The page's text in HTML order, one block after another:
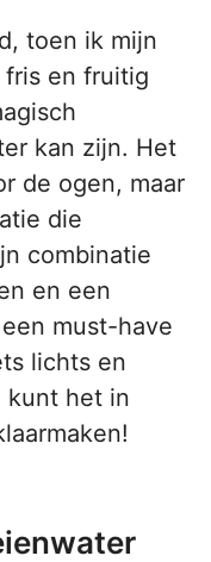
toen ik mijn
en fruitig
kan zijn. Het
de ogen, maar
die
combinatie
en een
must-have
lichts en
kunt het in